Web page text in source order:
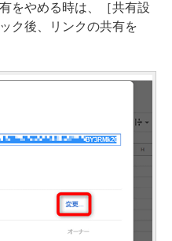
をやめる時は、［共有設
ク後、リンクの共有を